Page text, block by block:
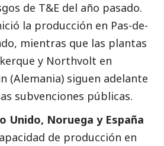
de T&E del año pasado.
la producción en Pas-de-
mientras que las plantas
y Northvolt en
(Alemania) siguen adelante
subvenciones públicas.
Unido, Noruega y España
de producción en